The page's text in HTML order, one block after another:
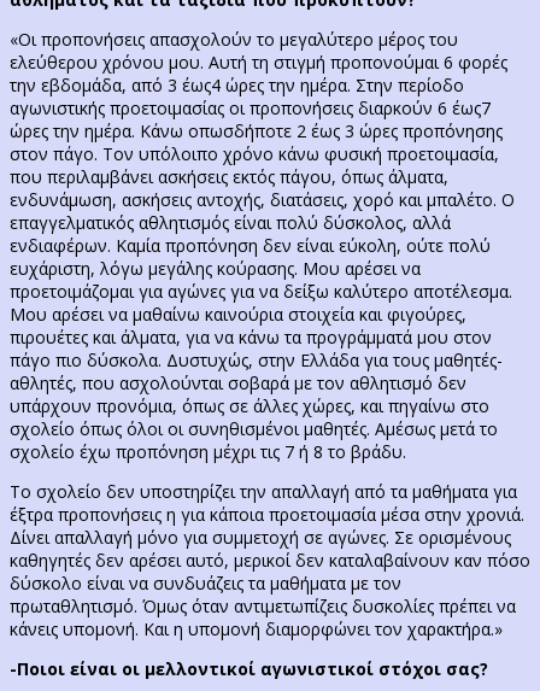
«Οι προπονήσεις απασχολούν το μεγαλύτερο μέρος του
ελεύθερου χρόνου μου. Αυτή τη στιγμή προπονούμαι 6 φορές
την εβδομάδα, από 3 έως4 ώρες την ημέρα. Στην περίοδο
αγωνιστικής προετοιμασίας οι προπονήσεις διαρκούν 6 έως7
ώρες την ημέρα. Κάνω οπωσδήποτε 2 έως 3 ώρες προπόνησης
στον πάγο. Τον υπόλοιπο χρόνο κάνω φυσική προετοιμασία,
που περιλαμβάνει ασκήσεις εκτός πάγου, όπως άλματα,
ενδυνάμωση, ασκήσεις αντοχής, διατάσεις, χορό και μπαλέτο. Ο
επαγγελματικός αθλητισμός είναι πολύ δύσκολος, αλλά
ενδιαφέρων. Καμία προπόνηση δεν είναι εύκολη, ούτε πολύ
ευχάριστη, λόγω μεγάλης κούρασης. Μου αρέσει να
προετοιμάζομαι για αγώνες για να δείξω καλύτερο αποτέλεσμα.
Μου αρέσει να μαθαίνω καινούρια στοιχεία και φιγούρες,
πιρουέτες και άλματα, για να κάνω τα προγράμματά μου στον
πάγο πιο δύσκολα. Δυστυχώς, στην Ελλάδα για τους μαθητές-
αθλητές, που ασχολούνται σοβαρά με τον αθλητισμό δεν
υπάρχουν προνόμια, όπως σε άλλες χώρες, και πηγαίνω στο
σχολείο όπως όλοι οι συνηθισμένοι μαθητές. Αμέσως μετά το
σχολείο έχω προπόνηση μέχρι τις 7 ή 8 το βράδυ.
Το σχολείο δεν υποστηρίζει την απαλλαγή από τα μαθήματα για
έξτρα προπονήσεις η για κάποια προετοιμασία μέσα στην χρονιά.
Δίνει απαλλαγή μόνο για συμμετοχή σε αγώνες. Σε ορισμένους
καθηγητές δεν αρέσει αυτό, μερικοί δεν καταλαβαίνουν καν πόσο
δύσκολο είναι να συνδυάζεις τα μαθήματα με τον
πρωταθλητισμό. Όμως όταν αντιμετωπίζεις δυσκολίες πρέπει να
κάνεις υπομονή. Και η υπομονή διαμορφώνει τον χαρακτήρα.»
-Ποιοι είναι οι μελλοντικοί αγωνιστικοί στόχοι σας?